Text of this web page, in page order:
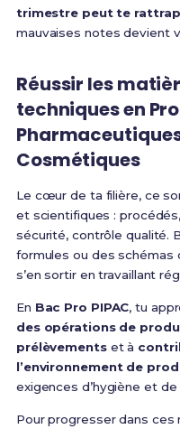
trimestre peut te
mauvaises notes devient
Réussir les
techniques en
Cosmétiques
Le cœur de ta filière, ce
et scientifiques :
sécurité, contrôle qualité.
formules ou des schémas
s’en sortir en travaillant
En Bac Pro PIPAC, tu
des opérations de
prélèvementset à
l’environnement de
exigences d’hygiène et
Pour progresser dans ces